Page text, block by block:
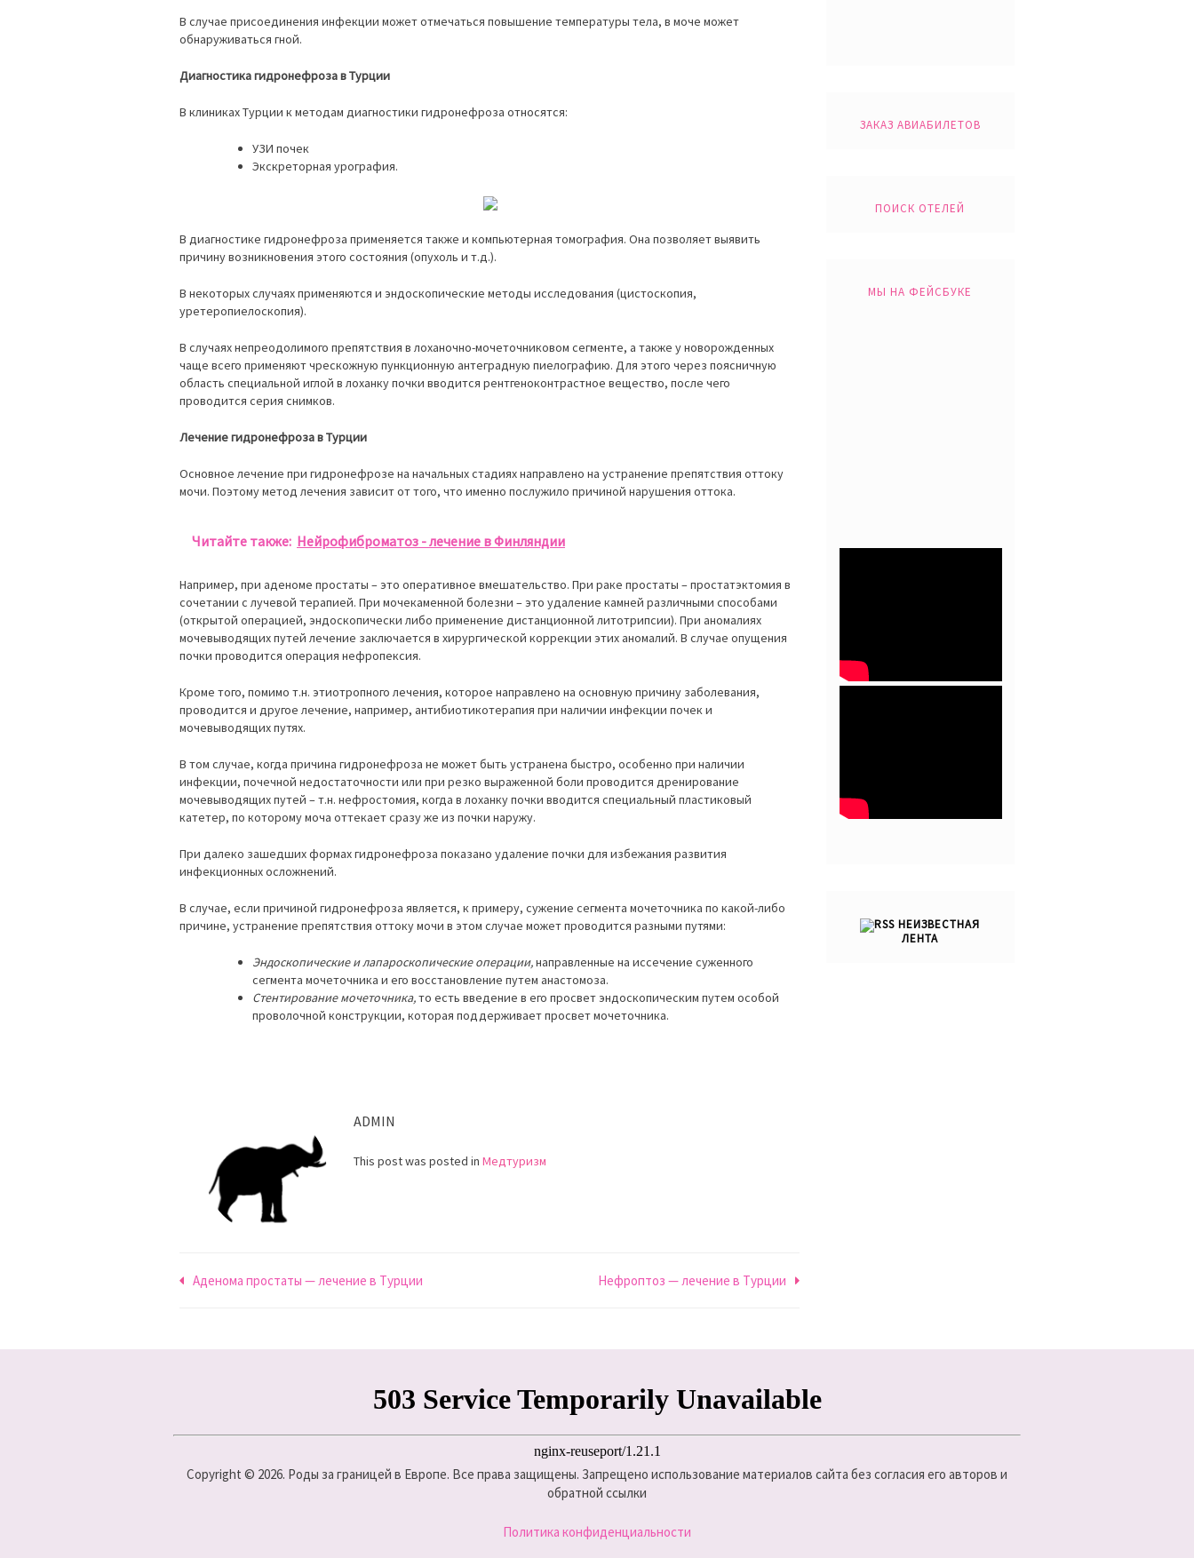
В случае присоединения инфекции может отмечаться повышение температуры тела, в моче может
обнаруживаться гной.
Диагностика гидронефроза в Турции
В клиниках Турции к методам диагностики гидронефроза относятся:
УЗИ почек
Экскреторная урография.
В диагностике гидронефроза применяется также и компьютерная томография. Она позволяет выявить
причину возникновения этого состояния (опухоль и т.д.).
В некоторых случаях применяются и эндоскопические методы исследования (цистоскопия,
уретеропиелоскопия).
В случаях непреодолимого препятствия в лоханочно-мочеточниковом сегменте, а также у новорожденных
чаще всего применяют чрескожную пункционную антеградную пиелографию. Для этого через поясничную
область специальной иглой в лоханку почки вводится рентгеноконтрастное вещество, после чего
проводится серия снимков.
Лечение гидронефроза в Турции
Основное лечение при гидронефрозе на начальных стадиях направлено на устранение препятствия оттоку
мочи. Поэтому метод лечения зависит от того, что именно послужило причиной нарушения оттока.
Читайте также: Нейрофиброматоз - лечение в Финляндии
Например, при аденоме простаты – это оперативное вмешательство. При раке простаты – простатэктомия в
сочетании с лучевой терапией. При мочекаменной болезни – это удаление камней различными способами
(открытой операцией, эндоскопически либо применение дистанционной литотрипсии). При аномалиях
мочевыводящих путей лечение заключается в хирургической коррекции этих аномалий. В случае опущения
почки проводится операция нефропексия.
Кроме того, помимо т.н. этиотропного лечения, которое направлено на основную причину заболевания,
проводится и другое лечение, например, антибиотикотерапия при наличии инфекции почек и
мочевыводящих путях.
В том случае, когда причина гидронефроза не может быть устранена быстро, особенно при наличии
инфекции, почечной недостаточности или при резко выраженной боли проводится дренирование
мочевыводящих путей – т.н. нефростомия, когда в лоханку почки вводится специальный пластиковый
катетер, по которому моча оттекает сразу же из почки наружу.
При далеко зашедших формах гидронефроза показано удаление почки для избежания развития
инфекционных осложнений.
В случае, если причиной гидронефроза является, к примеру, сужение сегмента мочеточника по какой-либо
причине, устранение препятствия оттоку мочи в этом случае может проводится разными путями:
Эндоскопические и лапароскопические операции,направленные на иссечение суженного
сегмента мочеточника и его восстановление путем анастомоза.
Стентирование мочеточника,то есть введение в его просвет эндоскопическим путем особой
проволочной конструкции, которая поддерживает просвет мочеточника.
ADMIN
This post was posted inМедтуризм
Навигация
Аденома простаты — лечение в Турции Нефроптоз — лечение в Турции
ЗАКАЗ АВИАБИЛЕТОВ
ПОИСК ОТЕЛЕЙ
МЫ НА ФЕЙСБУКЕ
НЕИЗВЕСТНАЯ
ЛЕНТА
Copyright © 2026. Роды за границей в Европе. Все права защищены. Запрещено использование материалов сайта без согласия его авторов и
обратной ссылки
Политика конфиденциальности